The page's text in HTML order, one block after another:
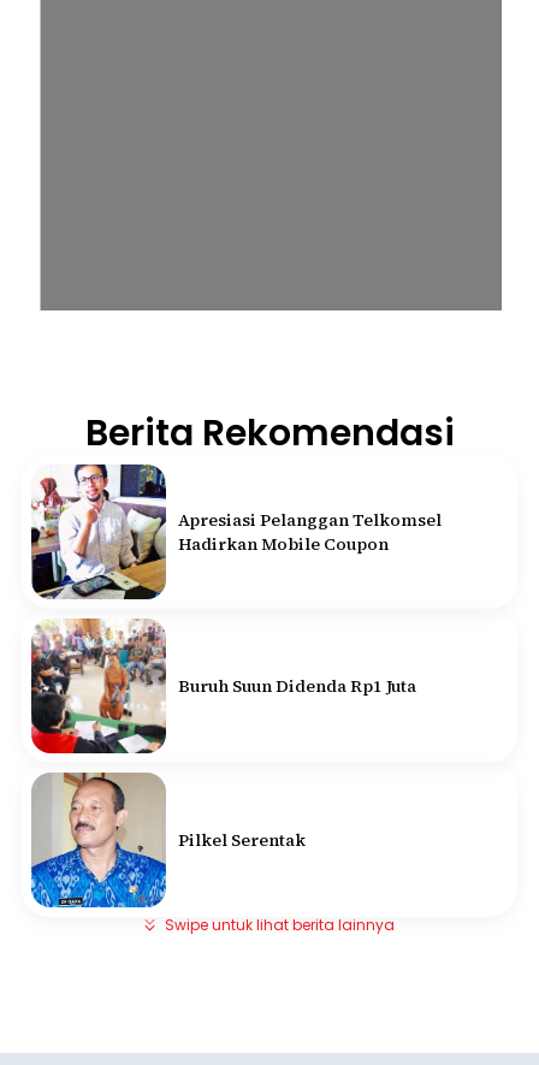
Berita Rekomendasi
Apresiasi Pelanggan Telkomsel
Hadirkan Mobile Coupon
Buruh Suun Didenda Rp1 Juta
Pilkel Serentak
Swipe untuk lihat berita lainnya